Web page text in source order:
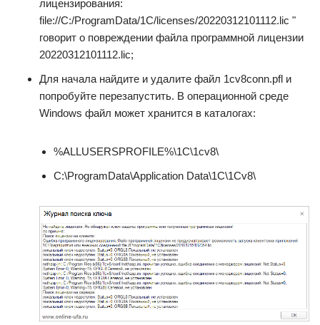
лицензирования:
file://C:/ProgramData/1C/licenses/20220312101112.lic "
говорит о повреждении файла программной лицензии
20220312101112.lic;
Для начала найдите и удалите файл 1cv8conn.pfl и
попробуйте перезапустить. В операционной среде
Windows файл может хранится в каталогах:
%ALLUSERSPROFILE%\1C\1cv8\
C:\ProgramData\Application Data\1C\1Cv8\